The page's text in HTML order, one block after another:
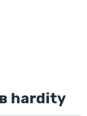
hardity